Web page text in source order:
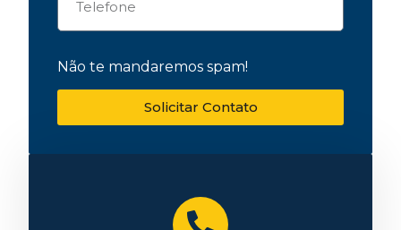
Não te mandaremos spam!
Solicitar Contato